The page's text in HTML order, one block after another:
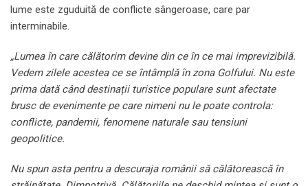
lume este zguduită de conflicte sângeroase, care par
interminabile.
„Lumea în care călătorim devine din ce în ce mai imprevizibilă.
Vedem zilele acestea ce se întâmplă în zona Golfului. Nu este
prima dată când destinații turistice populare sunt afectate
brusc de evenimente pe care nimeni nu le poate controla:
conflicte, pandemii, fenomene naturale sau tensiuni
geopolitice.
Nu spun asta pentru a descuraja românii să călătorească în